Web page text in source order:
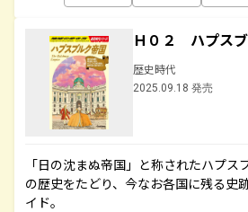
Ｈ０２ ハプス
歴史時代
2025.09.18 発売
「日の沈まぬ帝国」と称されたハプ
の歴史をたどり、今なお各国に残る史
イド。